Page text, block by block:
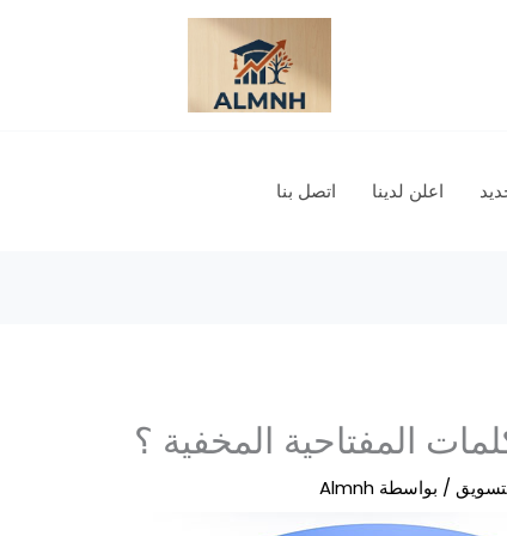
اعلن لدينا اتصل بنا
المفتاحية المخفية ؟
/ بواسطة Almnh